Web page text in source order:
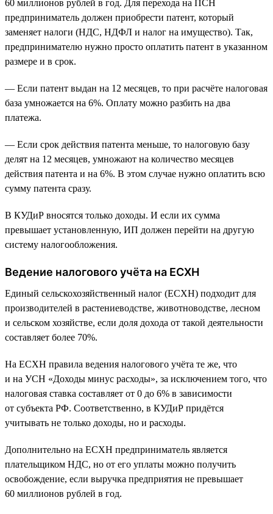
60 миллионов рублей в год. Для перехода на ПСН
предприниматель должен приобрести патент, который
заменяет налоги (НДС, НДФЛ и налог на имущество). Так,
предпринимателю нужно просто оплатить патент в указанном
размере и в срок.
— Если патент выдан на 12 месяцев, то при расчёте налоговая
база умножается на 6%. Оплату можно разбить на два
платежа.
— Если срок действия патента меньше, то налоговую базу
делят на 12 месяцев, умножают на количество месяцев
действия патента и на 6%. В этом случае нужно оплатить всю
сумму патента сразу.
В КУДиР вносятся только доходы. И если их сумма
превышает установленную, ИП должен перейти на другую
систему налогообложения.
Ведение налогового учёта на ЕСХН
Единый сельскохозяйственный налог (ЕСХН) подходит для
производителей в растениеводстве, животноводстве, лесном
и сельском хозяйстве, если доля дохода от такой деятельности
составляет более 70%.
На ЕСХН правила ведения налогового учёта те же, что
и на УСН «Доходы минус расходы», за исключением того, что
налоговая ставка составляет от 0 до 6% в зависимости
от субъекта РФ. Соответственно, в КУДиР придётся
учитывать не только доходы, но и расходы.
Дополнительно на ЕСХН предприниматель является
плательщиком НДС, но от его уплаты можно получить
освобождение, если выручка предприятия не превышает
60 миллионов рублей в год.